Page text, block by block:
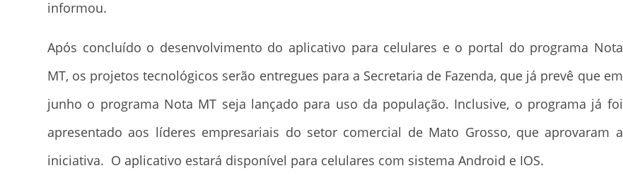
informou.
Após concluído o desenvolvimento do aplicativo para celulares e o portal do programa Nota
MT, os projetos tecnológicos serão entregues para a Secretaria de Fazenda, que já prevê que em
junho o programa Nota MT seja lançado para uso da população. Inclusive, o programa já foi
apresentado aos líderes empresariais do setor comercial de Mato Grosso, que aprovaram a
iniciativa. O aplicativo estará disponível para celulares com sistema Android e IOS.